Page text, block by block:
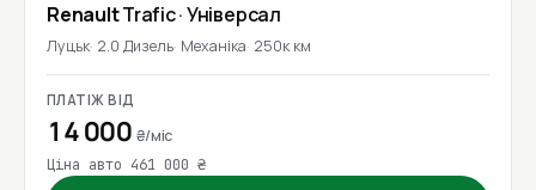
RenaultTrafic· Універсал
Луцьк 2.0 Дизель Механіка 250к км
ПЛАТІЖ ВІД
14 000 ₴/міс
Ціна авто 461 000 ₴